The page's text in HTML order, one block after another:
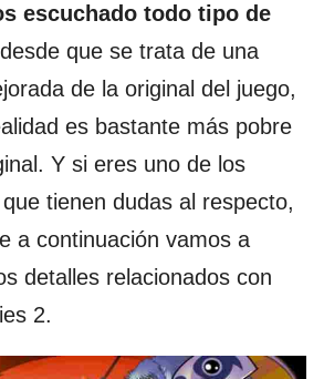
escuchado todo tipo de
que se trata de una
de la original del juego,
es bastante más pobre
Y si eres uno de los
tienen dudas al respecto,
a continuación vamos a
detalles relacionados con
2.